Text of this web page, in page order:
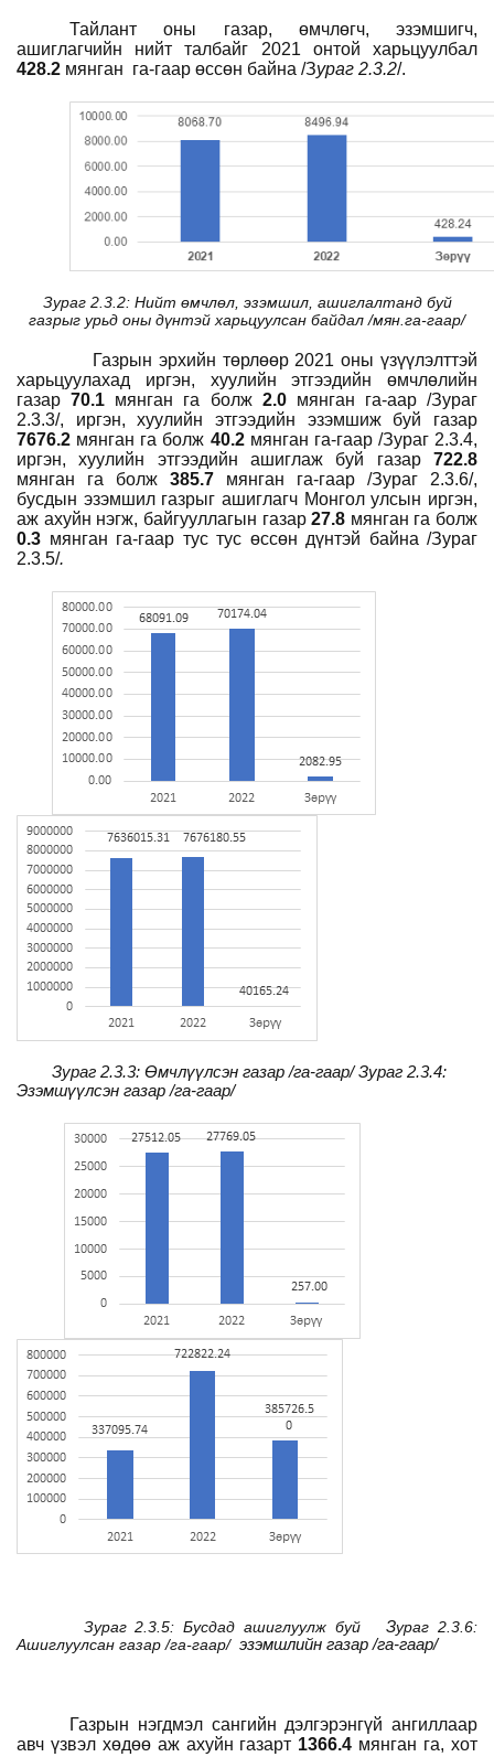
Тайлант оны газар, өмчлөгч, эзэмшигч,
ашиглагчийн нийт талбайг 2021 онтой харьцуулбал
428.2 мянган га-гаар өссөн байна /Зураг 2.3.2/.
Зураг 2.3.2: Нийт өмчлөл, эзэмшил, ашиглалтанд буй
газрыг урьд оны дүнтэй харьцуулсан байдал /мян.га-гаар/
Газрын эрхийн төрлөөр 2021 оны үзүүлэлттэй
харьцуулахад иргэн, хуулийн этгээдийн өмчлөлийн
газар70.1 мянган га болж 2.0 мянган
га-аар /Зураг
2.3.3/, иргэн, хуулийн этгээдийн эзэмшиж буй газар
7676.2 мянган га болж 40.2 мянган га-гаар /Зураг 2.3.4,
иргэн, хуулийн этгээдийн ашиглаж буй газар 722.8
мянган га болж 385.7 мянган га-гаар /Зураг 2.3.6/,
бусдын эзэмшил газрыг ашиглагч Монгол улсын иргэн,
аж ахуйн нэгж, байгууллагын газар27.8 мянган га болж
0.3 мянган га-гаар тус тус өссөн дүнтэй байна /Зураг
2.3.5/.
Зураг 2.3.3: Өмчлүүлсэн газар /га-гаар/Зураг 2.3.4:
Эзэмшүүлсэн газар /га-гаар/
Зураг 2.3.5: Бусдад ашиглуулж буй Зураг 2.3.6:
Ашиглуулсан газар /га-гаар/ эзэмшлийн газар /га-гаар/
Газрын нэгдмэл сангийн дэлгэрэнгүй ангиллаар
авч үзвэл хөдөө аж ахуйн газарт 1366.4 мянган га, хот